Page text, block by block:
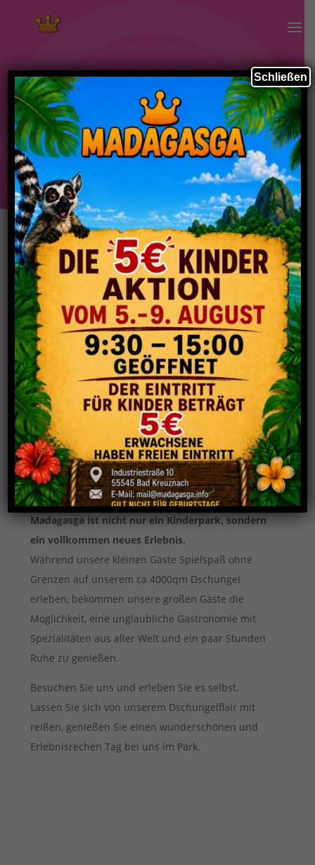
Attraktionen
RESERVIEREN
Spielspaß und
Erlebnisgastronomie
Madagasga ist nicht nur ein Kinderpark, sondern
ein vollkommen neues Erlebnis.
Während unsere kleinen Gäste Spielspaß ohne
Grenzen auf unserem ca 4000qm Dschungel
erleben, bekommen unsere großen Gäste die
Möglichkeit, eine unglaubliche Gastronomie mit
Spezialitäten aus aller Welt und ein paar Stunden
Ruhe zu genießen.
Besuchen Sie uns und erleben Sie es selbst.
Lassen Sie sich von unserem Dschungelflair mit
reißen, genießen Sie einen wunderschönen und
Erlebnisrechen Tag bei uns im Park.
Schließen